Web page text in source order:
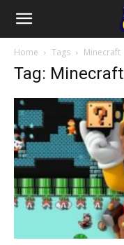
Home Tags Minecraft
Tag: Minecraft